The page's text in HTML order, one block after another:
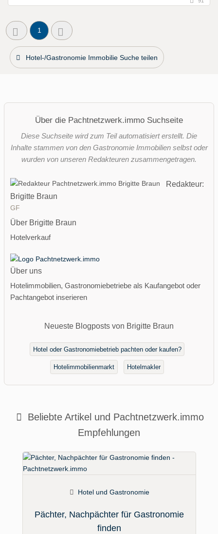
1
Hotel-/Gastronomie Immobilie Suche teilen
Beliebte Artikel und Pachtnetzwerk.immo
Empfehlungen
Pächter, Nachpächter für Gastronomie
finden
Hotel und Gastronomie
Über die Pachtnetzwerk.immo Suchseite
Diese Suchseite wird zum Teil automatisiert erstellt. Die
Inhalte stammen von den Gastronomie Immobilien selbst oder
wurden von unseren Redakteuren zusammengetragen.
Redakteur:
Brigitte Braun
GF
Über Brigitte Braun
Hotelverkauf
Über uns
Hotelimmobilien, Gastronomiebetriebe als Kaufangebot oder
Pachtangebot inserieren
Neueste Blogposts von Brigitte Braun
Hotel oder Gastronomiebetrieb pachten oder kaufen?
Hotelimmobilienmarkt Hotelmakler